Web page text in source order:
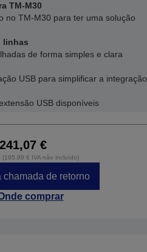
TM-M30
no TM-M30 para ter uma solução
linhas
de forma simples e clara
USB para simplificar a integração
USB disponíveis
241,07 €
(195,99 € IVA não incluído)
chamada de retorno
comprar